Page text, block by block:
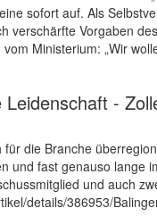
sofort auf. Als
verschärfte Vorgaben
Ministerium: „Wir
-
die Branche
und fast genauso lange
und auch
details/386953/